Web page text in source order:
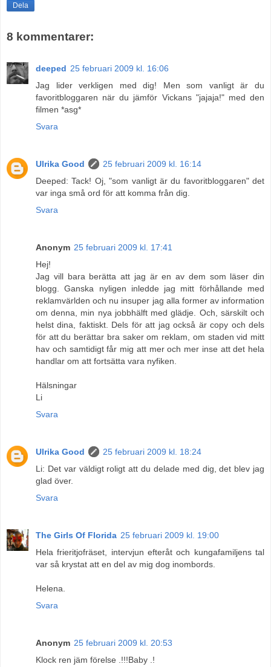
Dela
8 kommentarer:
deeped 25 februari 2009 kl. 16:06
Jag lider verkligen med dig! Men som vanligt är du
favoritbloggaren när du jämför Vickans "jajaja!" med den
filmen *asg*
Svara
Ulrika Good
25 februari 2009 kl. 16:14
Deeped: Tack! Oj, "som vanligt är du favoritbloggaren" det
var inga små ord för att komma från dig.
Svara
Anonym 25 februari 2009 kl. 17:41
Hej!
Jag vill bara berätta att jag är en av dem som läser din
blogg. Ganska nyligen inledde jag mitt förhållande med
reklamvärlden och nu insuper jag alla former av information
om denna, min nya jobbhälft med glädje. Och, särskilt och
helst dina, faktiskt. Dels för att jag också är copy och dels
för att du berättar bra saker om reklam, om staden vid mitt
hav och samtidigt får mig att mer och mer inse att det hela
handlar om att fortsätta vara nyfiken.
Hälsningar
Li
Svara
Ulrika Good
25 februari 2009 kl. 18:24
Li: Det var väldigt roligt att du delade med dig, det blev jag
glad över.
Svara
The Girls Of Florida 25 februari 2009 kl. 19:00
Hela frieritjofräset, intervjun efteråt och kungafamiljens tal
var så krystat att en del av mig dog inombords.
Helena.
Svara
Anonym 25 februari 2009 kl. 20:53
Klock ren jäm förelse .!!!Baby .!